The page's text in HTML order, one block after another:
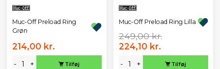
Muc-Off Preload Ring
Grøn
214,00 kr.
- + Tilføj
Muc-Off Preload Ring Lilla
249,00 kr.
224,10 kr.
- + Tilføj